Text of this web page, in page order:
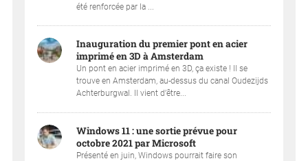
été renforcée par la ...
Inauguration du premier pont en acier
imprimé en 3D à Amsterdam
Un pont en acier imprimé en 3D, ça existe ! Il se
trouve en Amsterdam, au-dessus du canal Oudezijds
Achterburgwal. Il vient d’être...
Windows 11 : une sortie prévue pour
octobre 2021 par Microsoft
Présenté en juin, Windows pourrait faire son